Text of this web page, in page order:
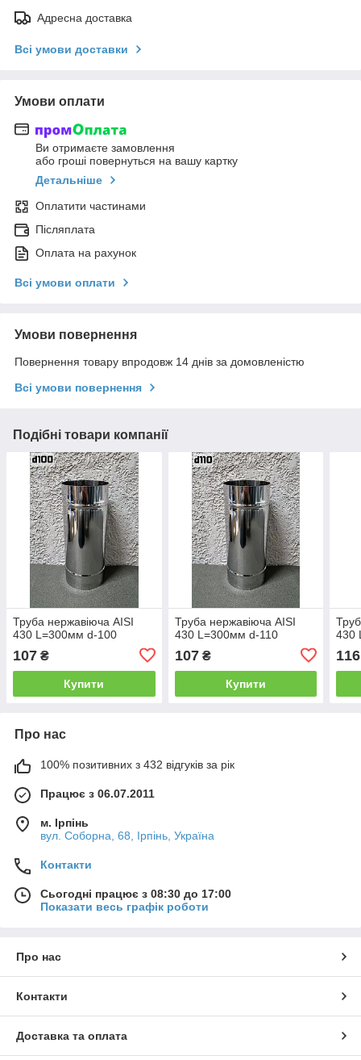
Адресна доставка
Всі умови доставки
Умови оплати
Ви отримаєте замовлення
або гроші повернуться на вашу картку
Детальніше
Оплатити частинами
Післяплата
Оплата на рахунок
Всі умови оплати
Умови повернення
Повернення товару впродовж 14 днів за домовленістю
Всі умови повернення
Подібні товари компанії
Труба нержавіюча AISI
430 L=300мм d-100
107 ₴
Купити
Труба нержавіюча AISI
430 L=300мм d-110
107₴
Купити
430
116
Про нас
100% позитивних з 432 відгуків за рік
Працює з 06.07.2011
м. Ірпінь
вул. Соборна, 68, Ірпінь, Україна
Контакти
Сьогодні працює з 08:30 до 17:00
Показати весь графік роботи
Про нас
Контакти
Доставка та оплата